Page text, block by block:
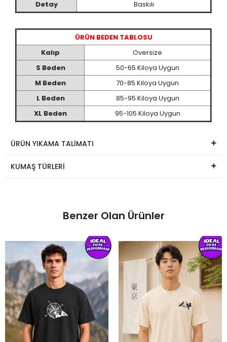
Detay Baskılı
ÜRÜN BEDEN TABLOSU
Kalıp
Oversize
S Beden
50-65 Kiloya Uygun
M Beden
70-85 Kiloya Uygun
L Beden
85-95 Kiloya Uygun
XL Beden
95-105 Kiloya Uygun
ÜRÜN YIKAMA TALİMATI
KUMAŞ TÜRLERİ
Benzer Olan Ürünler